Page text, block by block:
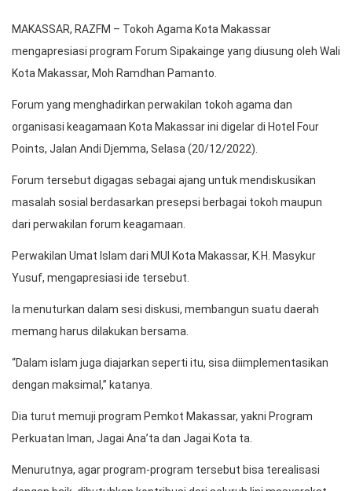
MAKASSAR, RAZFM – Tokoh Agama Kota Makassar
mengapresiasi program Forum Sipakainge yang diusung oleh Wali
Kota Makassar, Moh Ramdhan Pamanto.
Forum yang menghadirkan perwakilan tokoh agama dan
organisasi keagamaan Kota Makassar ini digelar di Hotel Four
Points, Jalan Andi Djemma, Selasa (20/12/2022).
Forum tersebut digagas sebagai ajang untuk mendiskusikan
masalah sosial berdasarkan presepsi berbagai tokoh maupun
dari perwakilan forum keagamaan.
Perwakilan Umat Islam dari MUI Kota Makassar, K.H. Masykur
Yusuf, mengapresiasi ide tersebut.
Ia menuturkan dalam sesi diskusi, membangun suatu daerah
memang harus dilakukan bersama.
“Dalam islam juga diajarkan seperti itu, sisa diimplementasikan
dengan maksimal,” katanya.
Dia turut memuji program Pemkot Makassar, yakni Program
Perkuatan Iman, Jagai Ana’ta dan Jagai Kota ta.
Menurutnya, agar program-program tersebut bisa terealisasi